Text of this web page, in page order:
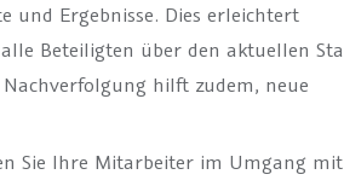
Ergebnisse. Dies erleichtert
Beteiligten über den aktuellen
hilft zudem, neue
Sie Ihre Mitarbeiter im Umgang